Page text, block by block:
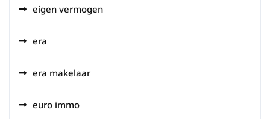
eigen vermogen
era
era makelaar
euro immo